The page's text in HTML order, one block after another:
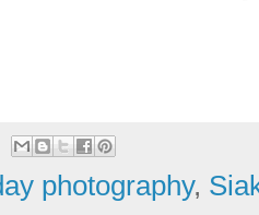
photography,